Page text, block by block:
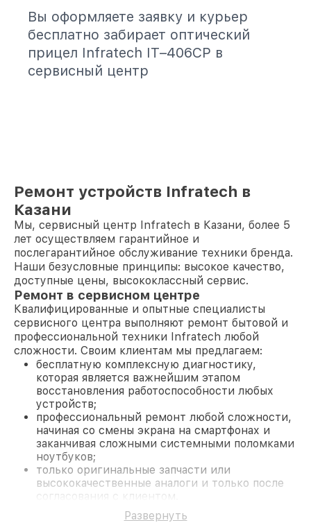
Вы оформляете заявку и курьер
бесплатно забирает оптический
прицел Infratech IT–406СP в
сервисный центр
Ремонт устройств Infratech в
Казани
Мы, сервисный центр Infratech в Казани, более 5
лет осуществляем гарантийное и
послегарантийное обслуживание техники бренда.
Наши безусловные принципы: высокое качество,
доступные цены, высококлассный сервис.
Ремонт в сервисном центре
Квалифицированные и опытные специалисты
сервисного центра выполняют ремонт бытовой и
профессиональной техники Infratech любой
сложности. Своим клиентам мы предлагаем:
бесплатную комплексную диагностику,
которая является важнейшим этапом
восстановления работоспособности любых
устройств;
профессиональный ремонт любой сложности,
начиная со смены экрана на смартфонах и
заканчивая сложными системными поломками
ноутбуков;
только оригинальные запчасти или
высококачественные аналоги и только после
согласования с клиентом.
На все работы и замененные комплектующие
Развернуть